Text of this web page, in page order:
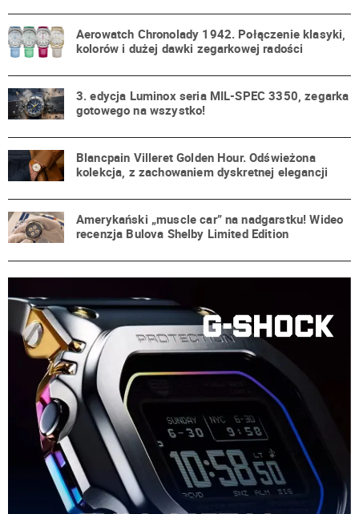
Aerowatch Chronolady 1942. Połączenie klasyki,
kolorów i dużej dawki zegarkowej radości
3. edycja Luminox seria MIL-SPEC 3350, zegarka
gotowego na wszystko!
Blancpain Villeret Golden Hour. Odświeżona
kolekcja, z zachowaniem dyskretnej elegancji
Amerykański „muscle car” na nadgarstku! Wideo
recenzja Bulova Shelby Limited Edition